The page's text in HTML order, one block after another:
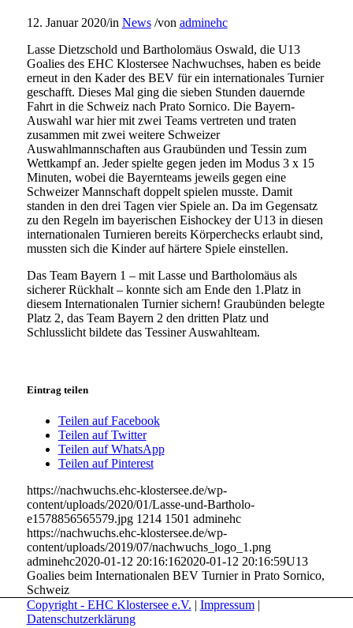
12. Januar 2020/in News /von adminehc
Lasse Dietzschold und Bartholomäus Oswald, die U13
Goalies des EHC Klostersee Nachwuchses, haben es beide
erneut in den Kader des BEV für ein internationales Turnier
geschafft. Dieses Mal ging die sieben Stunden dauernde
Fahrt in die Schweiz nach Prato Sornico. Die Bayern-
Auswahl war hier mit zwei Teams vertreten und traten
zusammen mit zwei weitere Schweizer
Auswahlmannschaften aus Graubünden und Tessin zum
Wettkampf an. Jeder spielte gegen jeden im Modus 3 x 15
Minuten, wobei die Bayernteams jeweils gegen eine
Schweizer Mannschaft doppelt spielen musste. Damit
standen in den drei Tagen vier Spiele an. Da im Gegensatz
zu den Regeln im bayerischen Eishockey der U13 in diesen
internationalen Turnieren bereits Körperchecks erlaubt sind,
mussten sich die Kinder auf härtere Spiele einstellen.
Das Team Bayern 1 – mit Lasse und Bartholomäus als
sicherer Rückhalt – konnte sich am Ende den 1.Platz in
diesem Internationalen Turnier sichern! Graubünden belegte
Platz 2, das Team Bayern 2 den dritten Platz und
Schlusslicht bildete das Tessiner Auswahlteam.
Eintrag teilen
Teilen auf Facebook
Teilen auf Twitter
Teilen auf WhatsApp
Teilen auf Pinterest
https://nachwuchs.ehc-klostersee.de/wp-
content/uploads/2020/01/Lasse-und-Bartholo-
e1578856565579.jpg 1214 1501 adminehc
https://nachwuchs.ehc-klostersee.de/wp-
content/uploads/2019/07/nachwuchs_logo_1.png
adminehc2020-01-12 20:16:162020-01-12 20:16:59U13
Goalies beim Internationalen BEV Turnier in Prato Sornico,
Schweiz
Copyright - EHC Klostersee e.V. | Impressum|
Datenschutzerklärung